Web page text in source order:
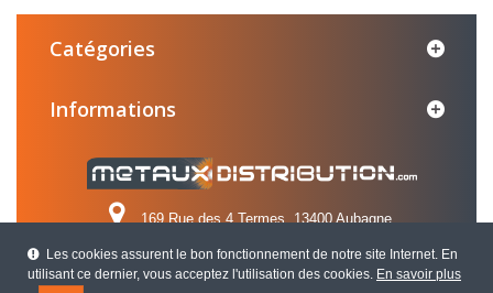
Les cookies assurent le bon fonctionnement de notre site Internet. En
utilisant ce dernier, vous acceptez l'utilisation des cookies. En savoir plus
Catégories
Informations
169 Rue des 4 Termes, 13400 Aubagne
Appelez-nous au :04 42 84 31 31